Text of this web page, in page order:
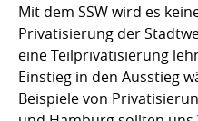
Mit dem SSW wird es
Privatisierung der
eine Teilprivatisierung
Einstieg in den Ausstieg
Beispiele von